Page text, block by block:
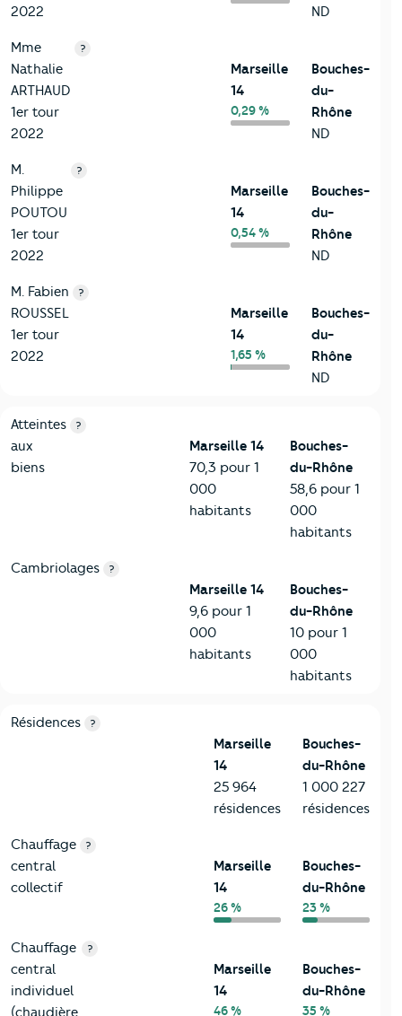
2022
ND
Mme
Nathalie
ARTHAUD
1er tour
2022
?
Marseille
14
0,29 %
Bouches-
du-
Rhône
ND
M.
Philippe
POUTOU
1er tour
2022
?
Marseille
14
0,54 %
Bouches-
du-
Rhône
ND
M. Fabien
ROUSSEL
1er tour
2022
?
Marseille
14
1,65 %
Bouches-
du-
Rhône
ND
7-Sécurité
Critères
Atteintes
aux
biens
?
Marseille 14
70,3 pour 1
000
habitants
Bouches-
du-Rhône
58,6 pour 1
000
habitants
Cambriolages ?
Marseille 14
9,6 pour 1
000
habitants
Bouches-
du-Rhône
10 pour 1
000
habitants
8-Chauffage
Critères Marseille 14
Résidences ?
Marseille
14
25 964
résidences
Bouches-
du-Rhône
1 000 227
résidences
Chauffage
central
collectif
?
Marseille
14
26 %
Bouches-
du-Rhône
23 %
Chauffage
central
individuel
?
Marseille
14
46 %
Bouches-
du-Rhône
35 %